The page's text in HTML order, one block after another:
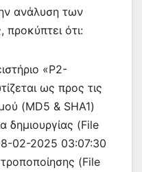
ανάλυση των
ότι:
«P2-
ως προς τις
(MD5 & SHA1)
δημιουργίας (File
02-2025 03:07:30
(File